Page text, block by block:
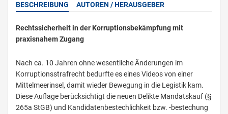
BESCHREIBUNG AUTOREN / HERAUSGEBER
Rechtssicherheit in der Korruptionsbekämpfung mit
praxisnahem Zugang
Nach ca. 10 Jahren ohne wesentliche Änderungen im
Korruptionsstrafrecht bedurfte es eines Videos von einer
Mittelmeerinsel, damit wieder Bewegung in die Legistik kam.
Diese Auflage berücksichtigt die neuen Delikte Mandatskauf (§
265a StGB) und Kandidatenbestechlichkeit bzw. -bestechung